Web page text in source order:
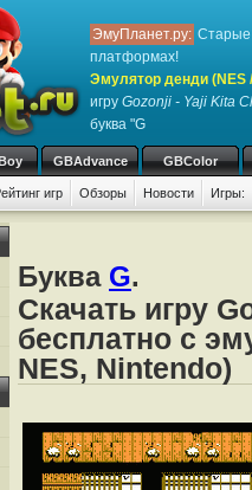
ЭмуПланет.ру: Старые
платформах!
Эмулятор денди (NES
игру Gozonji - Yaji Kita
буква "G
GBAdvance GBColor
игр Обзоры Новости Игры:
Буква G.
Скачать игру
бесплатно с
NES, Nintendo)